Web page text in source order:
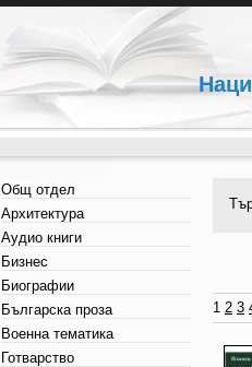
Общ отдел
Архитектура
Аудио книги
Бизнес
Биографии
Българска проза
Военна тематика
Готварство
1 2 3